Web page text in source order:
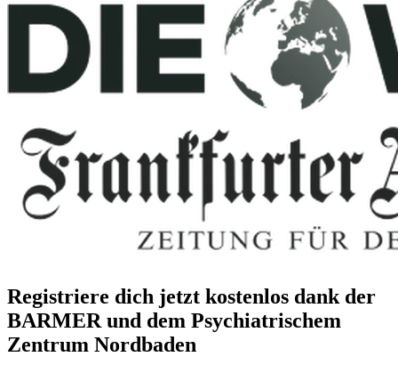
Registriere dich jetzt kostenlos dank der
BARMER und dem Psychiatrischem
Zentrum Nordbaden